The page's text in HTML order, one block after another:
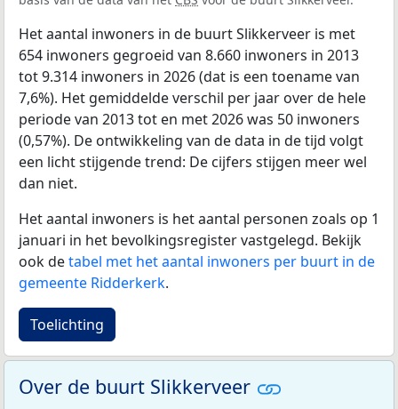
Het aantal inwoners in de buurt Slikkerveer is met
654 inwoners gegroeid van 8.660 inwoners in 2013
tot 9.314 inwoners in 2026 (dat is een toename van
7,6%). Het gemiddelde verschil per jaar over de hele
periode van 2013 tot en met 2026 was 50 inwoners
(0,57%). De ontwikkeling van de data in de tijd volgt
een licht stijgende trend: De cijfers stijgen meer wel
dan niet.
Het aantal inwoners is het aantal personen zoals op 1
januari in het bevolkingsregister vastgelegd. Bekijk
ook detabel met het aantal inwoners per buurt in de
gemeente Ridderkerk.
Toelichting
Over de buurt Slikkerveer